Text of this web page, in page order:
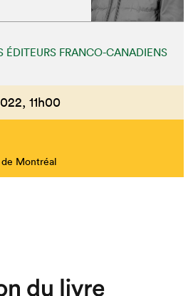
ÉDITEURS FRANCO-CANADIENS
11h00
de Montréal